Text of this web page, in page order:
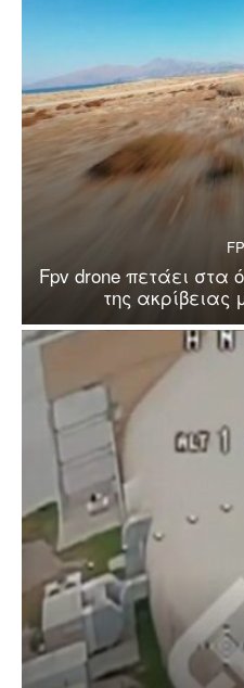
Fpv drone πετάει στα
της ακρίβειας